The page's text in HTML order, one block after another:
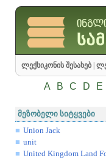
ლექსიკონის შესახებ
A B C D E
მეზობელი სიტყვები
Union Jack
unit
United Kingdom Land